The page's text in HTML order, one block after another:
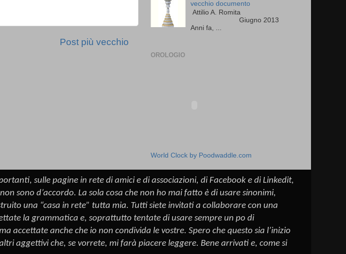
Post più vecchio
vecchio documento
Attilio A. Romita
Giugno 2013
Anni fa, ...
OROLOGIO
World Clock by Poodwaddle.com
sulle pagine in rete di amici e di associazioni, di Facebook e di Linkedit,
sono d’accordo. La sola cosa che non ho mai fatto è di usare sinonimi,
una “casa in rete” tutta mia. Tutti siete invitati a collaborare con una
la grammatica e, soprattutto tentate di usare sempre un po di
accettate anche che io non condivida le vostre. Spero che questo sia l’inizio
aggettivi che, se vorrete, mi farà piacere leggere. Bene arrivati e, come si